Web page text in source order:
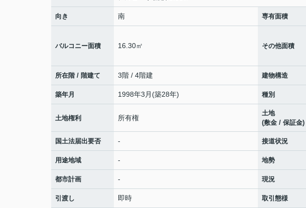
向き 南 専有面積
バルコニー面積 16.30㎡ その他面積
所在階 / 階建て 3階 / 4階建 建物構造
築年月 1998年3月(築28年) 種別
土地権利 所有権
土地
(敷金 / 保証金)
国土法届出要否 - 接道状況
用途地域 - 地勢
都市計画 - 現況
引渡し 即時 取引態様